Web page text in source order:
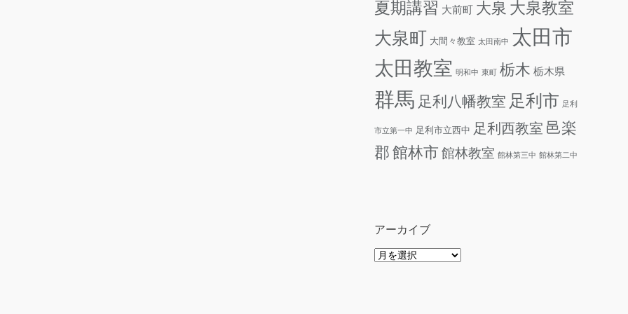
夏期講習 大前町 大泉 大泉教室
大泉町 大間々教室 太田南中 太田市
太田教室 明和中 東町 栃木 栃木県
群馬 足利八幡教室 足利市 足利
市立第一中 足利市立西中 足利西教室 邑楽
郡 館林市 館林教室 館林第三中 館林第二中
アーカイブ
ア